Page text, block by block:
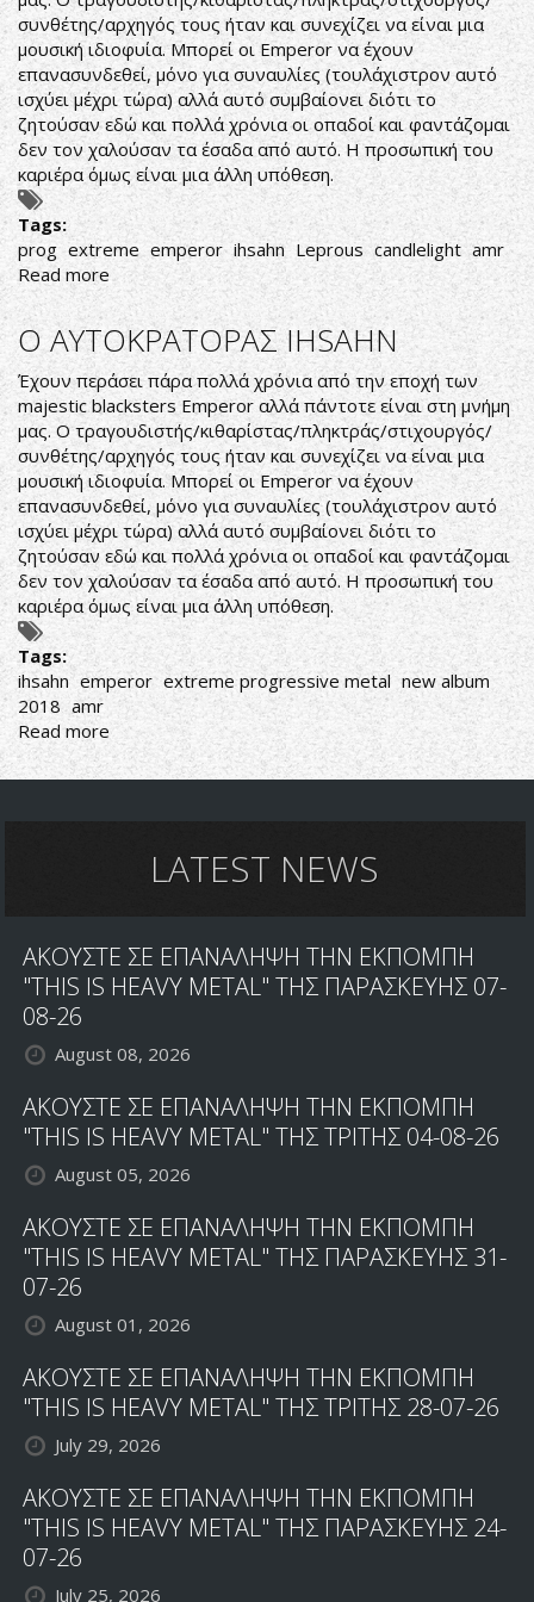
συνθέτης/αρχηγός τους ήταν και συνεχίζει να είναι μια
μουσική ιδιοφυία. Μπορεί οι Emperor να έχουν
επανασυνδεθεί, μόνο για συναυλίες (τουλάχιστρον αυτό
ισχύει μέχρι τώρα) αλλά αυτό συμβαίονει διότι το
ζητούσαν εδώ και πολλά χρόνια οι οπαδοί και φαντάζομαι
δεν τον χαλούσαν τα έσαδα από αυτό. Η προσωπική του
καριέρα όμως είναι μια άλλη υπόθεση.
Tags:
prog extreme emperor ihsahn Leprous candlelight amr
Read more about
VIDEO
ΠΡΕΜΙΕΡΑ
ΑΠΟ
ΤΟ
ΝΕΟ
ΣΟΛΟ
ΔΙΣΚΟ
ΤΟΥ
IHSAHN
Ο ΑΥΤΟΚΡΑΤΟΡΑΣ IHSAHN
Έχουν περάσει πάρα πολλά χρόνια από την εποχή των
majestic blacksters Emperor αλλά πάντοτε είναι στη μνήμη
μας. Ο τραγουδιστής/κιθαρίστας/πληκτράς/στιχουργός/
συνθέτης/αρχηγός τους ήταν και συνεχίζει να είναι μια
μουσική ιδιοφυία. Μπορεί οι Emperor να έχουν
επανασυνδεθεί, μόνο για συναυλίες (τουλάχιστρον αυτό
ισχύει μέχρι τώρα) αλλά αυτό συμβαίονει διότι το
ζητούσαν εδώ και πολλά χρόνια οι οπαδοί και φαντάζομαι
δεν τον χαλούσαν τα έσαδα από αυτό. Η προσωπική του
καριέρα όμως είναι μια άλλη υπόθεση.
Tags:
ihsahn emperor extreme progressive metal new album
2018 amr
Read more about
Ο
ΑΥΤΟΚΡΑΤΟΡΑΣ
LATEST NEWS
ΑΚΟΥΣΤΕ ΣΕ ΕΠΑΝΑΛΗΨΗ ΤΗΝ ΕΚΠΟΜΠΗ
"THIS IS HEAVY METAL" ΤΗΣ ΠΑΡΑΣΚΕΥΗΣ 07-
08-26
August 08, 2026
ΑΚΟΥΣΤΕ ΣΕ ΕΠΑΝΑΛΗΨΗ ΤΗΝ ΕΚΠΟΜΠΗ
"THIS IS HEAVY METAL" ΤΗΣ ΤΡΙΤΗΣ 04-08-26
August 05, 2026
ΑΚΟΥΣΤΕ ΣΕ ΕΠΑΝΑΛΗΨΗ ΤΗΝ ΕΚΠΟΜΠΗ
"THIS IS HEAVY METAL" ΤΗΣ ΠΑΡΑΣΚΕΥΗΣ 31-
07-26
August 01, 2026
ΑΚΟΥΣΤΕ ΣΕ ΕΠΑΝΑΛΗΨΗ ΤΗΝ ΕΚΠΟΜΠΗ
"THIS IS HEAVY METAL" ΤΗΣ ΤΡΙΤΗΣ 28-07-26
July 29, 2026
ΑΚΟΥΣΤΕ ΣΕ ΕΠΑΝΑΛΗΨΗ ΤΗΝ ΕΚΠΟΜΠΗ
"THIS IS HEAVY METAL" ΤΗΣ ΠΑΡΑΣΚΕΥΗΣ 24-
07-26
July 25, 2026